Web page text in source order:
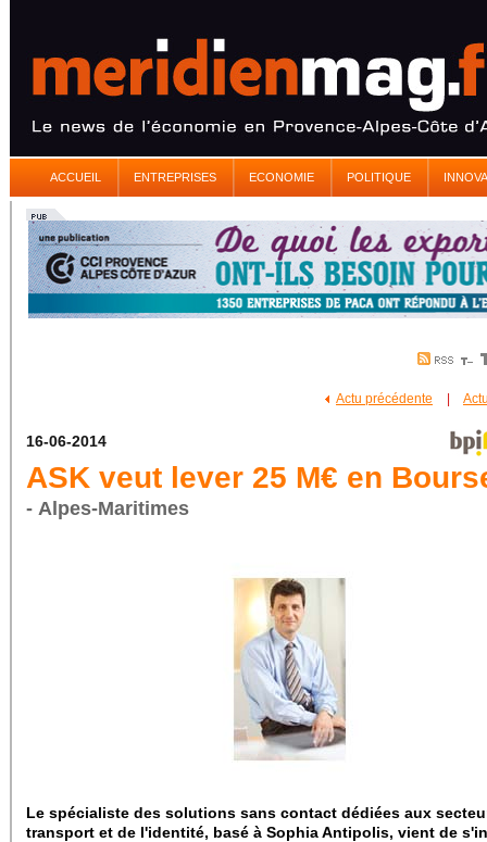
ACCUEIL ENTREPRISES ECONOMIE POLITIQUE
Actu précédente
16-06-2014
ASK veut lever 25 M€ en
- Alpes-Maritimes
Le spécialiste des solutions sans contact dédiées aux
transport et de l'identité, basé à Sophia Antipolis, vient de